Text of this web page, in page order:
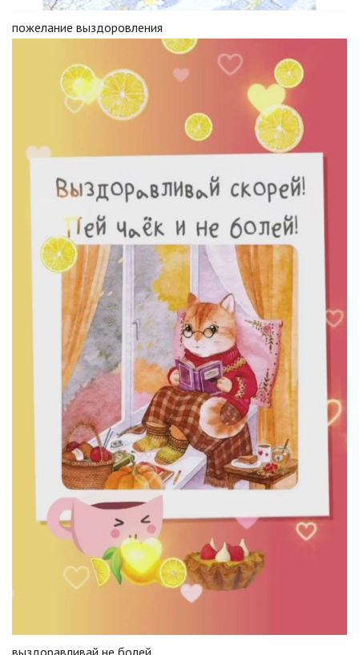
пожелание выздоровления
выздоравливай не болей